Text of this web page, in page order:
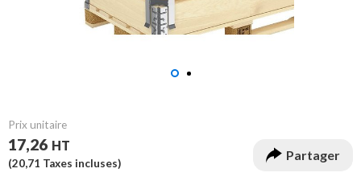
Prix unitaire
17,26 HT
(20,71 Taxes incluses)
Partager